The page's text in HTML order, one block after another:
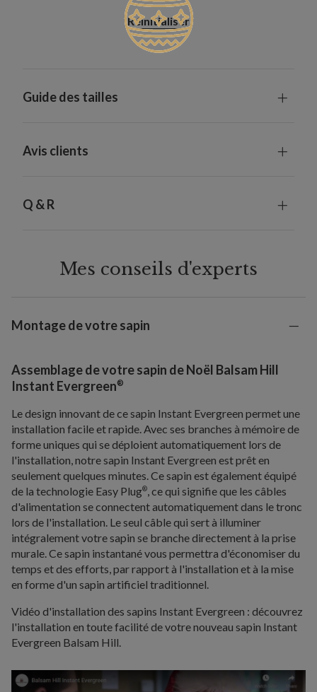
Réinitialiser
Guide des tailles
Avis clients
Q & R
Mes conseils d'experts
Montage de votre sapin
Assemblage de votre sapin de Noël Balsam Hill
Instant Evergreen®
Le design innovant de ce sapin Instant Evergreen permet une
installation facile et rapide. Avec ses branches à mémoire de
forme uniques qui se déploient automatiquement lors de
l'installation, notre sapin Instant Evergreen est prêt en
seulement quelques minutes. Ce sapin est également équipé
de la technologie Easy Plug®, ce qui signifie que les câbles
d'alimentation se connectent automatiquement dans le tronc
lors de l'installation. Le seul câble qui sert à illuminer
intégralement votre sapin se branche directement à la prise
murale. Ce sapin instantané vous permettra d'économiser du
temps et des efforts, par rapport à l'installation et à la mise
en forme d'un sapin artificiel traditionnel.
Vidéo d'installation des sapins Instant Evergreen : découvrez
l'installation en toute facilité de votre nouveau sapin Instant
Evergreen Balsam Hill.